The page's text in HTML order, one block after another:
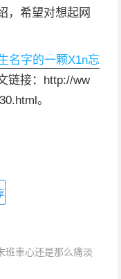
，希望对想起网
名字的一颗X1n忘
链接：http://ww
。
班車心还是那么痛淡